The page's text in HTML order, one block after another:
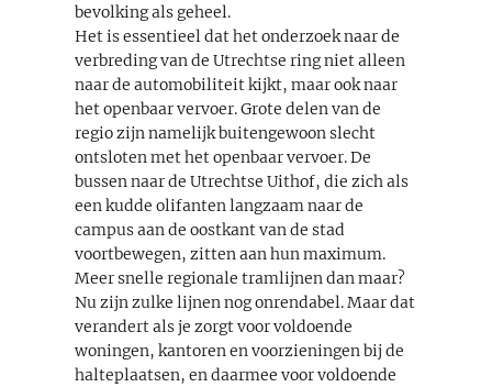
bevolking als geheel.
Het is essentieel dat het onderzoek naar de
verbreding van de Utrechtse ring niet alleen
naar de automobiliteit kijkt, maar ook naar
het openbaar vervoer. Grote delen van de
regio zijn namelijk buitengewoon slecht
ontsloten met het openbaar vervoer. De
bussen naar de Utrechtse Uithof, die zich als
een kudde olifanten langzaam naar de
campus aan de oostkant van de stad
voortbewegen, zitten aan hun maximum.
Meer snelle regionale tramlijnen dan maar?
Nu zijn zulke lijnen nog onrendabel. Maar dat
verandert als je zorgt voor voldoende
woningen, kantoren en voorzieningen bij de
halteplaatsen, en daarmee voor voldoende